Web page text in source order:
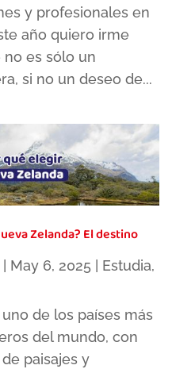
y profesionales en
año quiero irme
no es sólo un
si no un deseo de...
Zelanda? El destino
May 6, 2025| Estudia,
de los países más
del mundo, con
paisajes y